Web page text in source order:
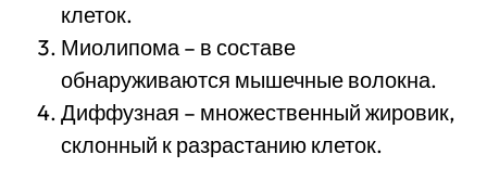
клеток.
Миолипома – в составе
обнаруживаются мышечные волокна.
Диффузная – множественный жировик,
склонный к разрастанию клеток.